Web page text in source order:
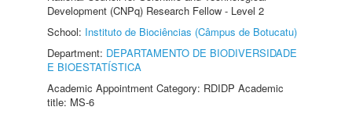
Development (CNPq) Research Fellow - Level 2
School: Instituto de Biociências (Câmpus de Botucatu)
Department: DEPARTAMENTO DE BIODIVERSIDADE
E BIOESTATÍSTICA
Academic Appointment Category: RDIDP Academic
title: MS-6